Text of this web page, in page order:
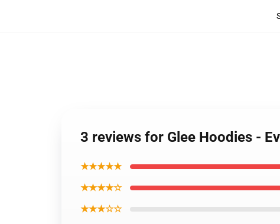
3 reviews for Glee Hoodies -
★★★★★
★★★★☆
★★★☆☆